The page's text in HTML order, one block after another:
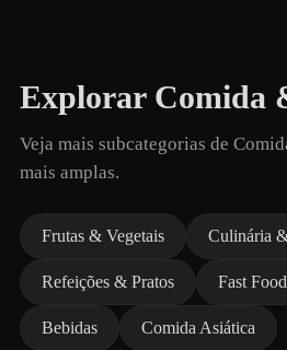
Explorar Comida
Veja mais subcategorias de
mais amplas.
Frutas & Vegetais Culinária
Refeições & Pratos Fast
Bebidas Comida Asiática